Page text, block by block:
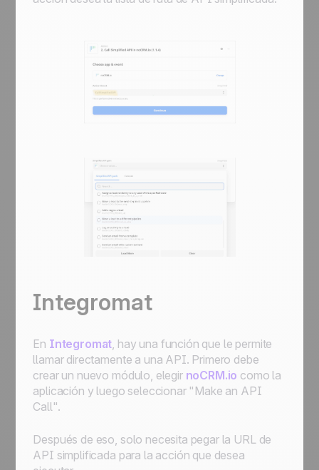
Integromat
En Integromat, hay una función que le permite
llamar directamente a una API. Primero debe
crear un nuevo módulo, elegir noCRM.io como la
aplicación y luego seleccionar "Make an API
Call".
Después de eso, solo necesita pegar la URL de
API simplificada para la acción que desea